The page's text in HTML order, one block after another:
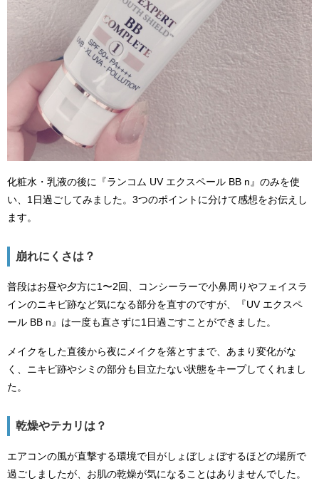
化粧水・乳液の後に『ランコム UV エクスペール BB n』のみを使
い、1日過ごしてみました。3つのポイントに分けて感想をお伝えし
ます。
崩れにくさは？
普段はお昼や夕方に1〜2回、コンシーラーで小鼻周りやフェイスラ
インのニキビ跡など気になる部分を直すのですが、『UV エクスペ
ール BB n』は一度も直さずに1日過ごすことができました。
メイクをした直後から夜にメイクを落とすまで、あまり変化がな
く、ニキビ跡やシミの部分も目立たない状態をキープしてくれまし
た。
乾燥やテカリは？
エアコンの風が直撃する環境で目がしょぼしょぼするほどの場所で
過ごしましたが、お肌の乾燥が気になることはありませんでした。